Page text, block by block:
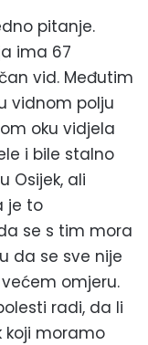
pitanje.
ima 67
vid. Međutim
vidnom polju
oku vidjela
i bile stalno
Osijek, ali
je to
se s tim mora
da se sve nije
omjeru.
radi, da li
koji moramo